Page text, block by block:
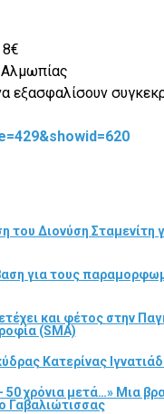
8€
εξασφαλίσουν
429&showid=620
του Διονύση
για τους
και φέτος στην
(SMA)
Κατερίνας
χρόνια μετά…» Μια
Γαβαλιώτισσας